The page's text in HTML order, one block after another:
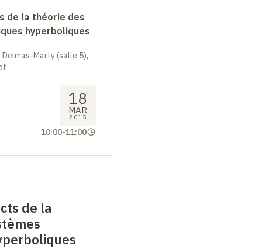
de la théorie des
hyperboliques
Marty (salle 5),
18
MAR
2015
10:00-11:00
de la